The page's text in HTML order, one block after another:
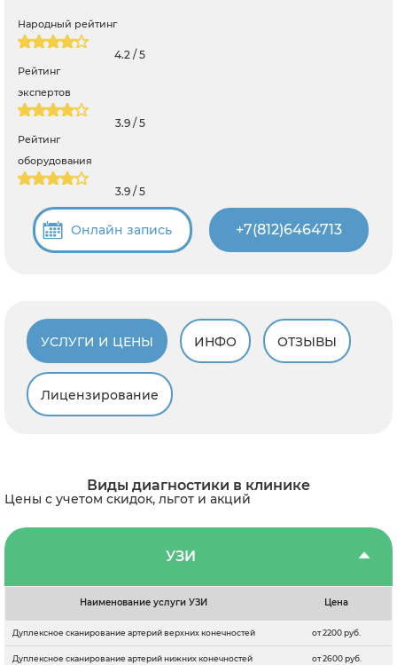
Народный рейтинг
4.2 / 5
Рейтинг
экспертов
3.9 / 5
Рейтинг
оборудования
3.9 / 5
Онлайн запись +7(812)6464713
УСЛУГИ И ЦЕНЫ ИНФО ОТЗЫВЫ
Лицензирование
Виды диагностики в клинике
Цены с учетом скидок, льгот и акций
УЗИ
Наименование услуги УЗИ Цена
Дуплексное сканирование артерий верхних конечностей от 2200 руб.
Дуплексное сканирование артерий нижних конечностей от 2600 руб.